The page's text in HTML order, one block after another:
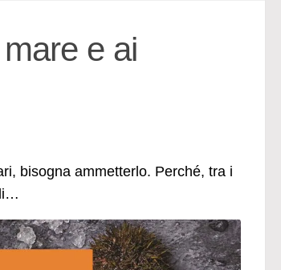
e ai
bisogna ammetterlo. Perché, tra i